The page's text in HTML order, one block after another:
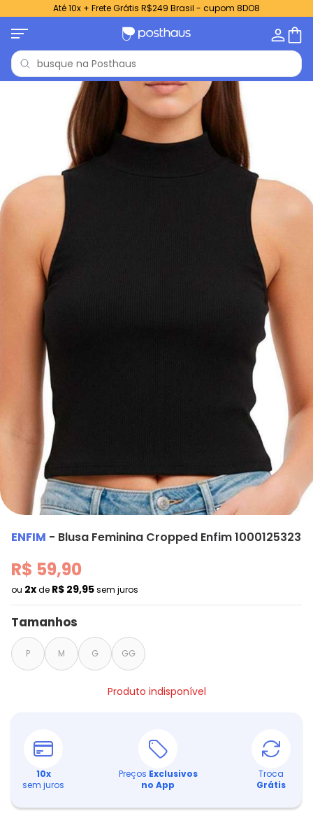
Até 10x + Frete Grátis R$249 Brasil - cupom 8DO8
ENFIM - Blusa Feminina Cropped Enfim 1000125323
R$ 59,90
ou 2xde R$ 29,95sem juros
Tamanhos
P M G GG
Produto indisponível
10x
sem juros
Preços Exclusivos
no App
Troca
Grátis